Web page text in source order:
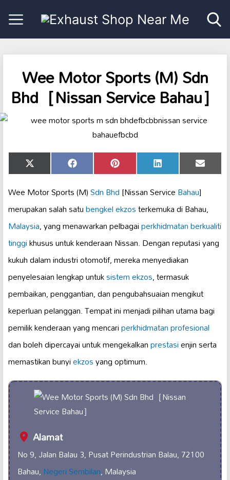
Wee Motor Sports (M) Sdn
Bhd［Nissan Service Bahau］
Share
on
X
(Twitter)
Share
on
Facebook Share
on
Pinterest Share
on
LinkedIn Share
on
Email
Wee Motor Sports (M)Sdn Bhd[Nissan ServiceBahau]
merupakan salah satubengkel ekzosterkemuka di Bahau,
Malaysia, yang menawarkan pelbagaiperkhidmatan berkualiti
tinggikhusus untuk kenderaan Nissan. Dengan reputasi yang
kukuh dalam industri otomotif, mereka menyediakan
penyelesaian lengkap untuksistem ekzos, termasuk
pembaikan, penggantian, dan pengubahsuaian mengikut
keperluan pelanggan. Tempat ini menjadi pilihan utama bagi
pemilik kenderaan yang mencariperkhidmatan profesional
dan boleh dipercayai untuk mengekalkanprestasienjin serta
memastikan bunyiekzosyang optimum.
Alamat
No 9, Jalan Balau 3, Pusat Perindustrian Balau, 72100
Bahau,Negeri Sembilan, Malaysia